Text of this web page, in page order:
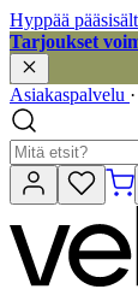
Hyppää
Tarjoukset
Asiakaspalvelu ·